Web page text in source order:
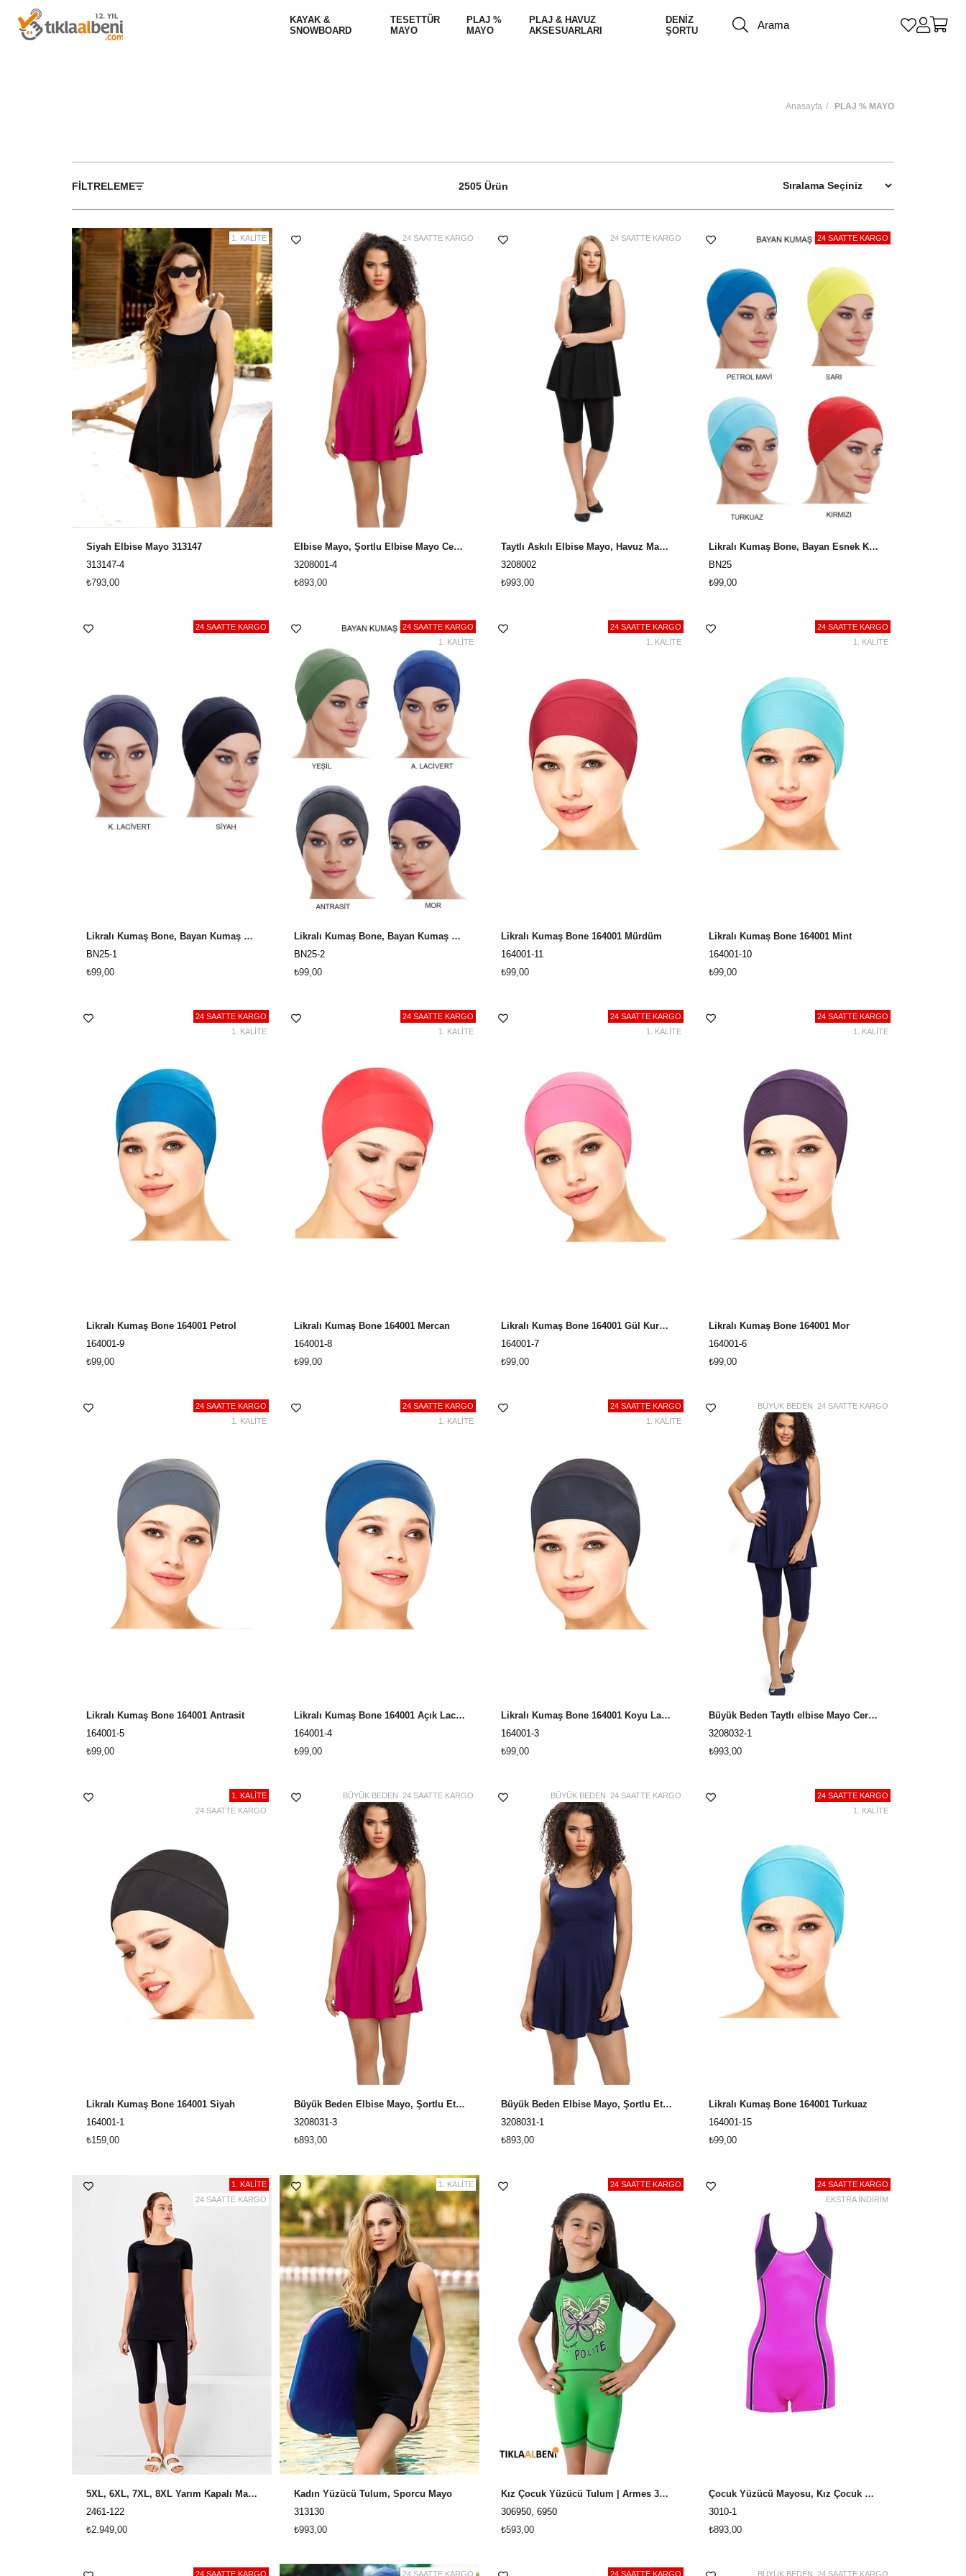
KAYAK &
SNOWBOARD
TESETTÜR
MAYO
PLAJ %
MAYO
PLAJ & HAVUZ
AKSESUARLARI
DENİZ
ŞORTU
Anasayfa PLAJ % MAYO
FILTRELEME 2505 Ürün
Siyah Elbise Mayo 313147
313147-4
₺793,00
1. KALİTE
Elbise Mayo, Şortlu Elbise Mayo Cesa 3208001 Fuşya
3208001-4
₺893,00
24 SAATTE KARGO
Taytlı Askılı Elbise Mayo, Havuz Mayo Cersy 3208002 Siyah
3208002
₺993,00
24 SAATTE KARGO
Likralı Kumaş Bone, Bayan Esnek Kumaş Bone
BN25
₺99,00
24 SAATTE KARGO
Likralı Kumaş Bone, Bayan Kumaş Bone, Renkli
BN25-1
₺99,00
24 SAATTE KARGO
Likralı Kumaş Bone, Bayan Kumaş Bone
BN25-2
₺99,00
24 SAATTE KARGO
1. KALİTE
Likralı Kumaş Bone 164001 Mürdüm
164001-11
₺99,00
24 SAATTE KARGO
1. KALİTE
Likralı Kumaş Bone 164001 Mint
164001-10
₺99,00
24 SAATTE KARGO
1. KALİTE
Likralı Kumaş Bone 164001 Petrol
164001-9
₺99,00
24 SAATTE KARGO
1. KALİTE
Likralı Kumaş Bone 164001 Mercan
164001-8
₺99,00
24 SAATTE KARGO
1. KALİTE
Likralı Kumaş Bone 164001 Gül Kurusu
164001-7
₺99,00
24 SAATTE KARGO
1. KALİTE
Likralı Kumaş Bone 164001 Mor
164001-6
₺99,00
24 SAATTE KARGO
1. KALİTE
Likralı Kumaş Bone 164001 Antrasit
164001-5
₺99,00
24 SAATTE KARGO
1. KALİTE
Likralı Kumaş Bone 164001 Açık Lacivert
164001-4
₺99,00
24 SAATTE KARGO
1. KALİTE
Likralı Kumaş Bone 164001 Koyu Lacivert
164001-3
₺99,00
24 SAATTE KARGO
1. KALİTE
Büyük Beden Taytlı elbise Mayo Cersy 3208032 Lacivert
3208032-1
₺993,00
24 SAATTE KARGO
BÜYÜK BEDEN
Likralı Kumaş Bone 164001 Siyah
164001-1
₺159,00
1. KALİTE
24 SAATTE KARGO
Büyük Beden Elbise Mayo, Şortlu Etekli Mayo Cesa 3208031 Fuşya
3208031-3
₺893,00
24 SAATTE KARGO
BÜYÜK BEDEN
Büyük Beden Elbise Mayo, Şortlu Etekli Mayo Cesa 3208031 Lacivert
3208031-1
₺893,00
24 SAATTE KARGO
BÜYÜK BEDEN
Likralı Kumaş Bone 164001 Turkuaz
164001-15
₺99,00
24 SAATTE KARGO
1. KALİTE
5XL, 6XL, 7XL, 8XL Yarım Kapalı Mayo Veros Yarım Tesettür Mayo VRS601
2461-122
₺2.949,00
1. KALİTE
24 SAATTE KARGO
Kadın Yüzücü Tulum, Sporcu Mayo
313130
₺993,00
1. KALİTE
Kız Çocuk Yüzücü Tulum | Armes 306850-04
306950, 6950
₺593,00
24 SAATTE KARGO
Çocuk Yüzücü Mayosu, Kız Çocuk Şortlu Mayo 3010-1 Fuşya
3010-1
₺893,00
24 SAATTE KARGO
EKSTRA İNDİRİM
24 SAATTE KARGO 24 SAATTE KARGO 24 SAATTE KARGO 24 SAATTE KARGO
BÜYÜK BEDEN